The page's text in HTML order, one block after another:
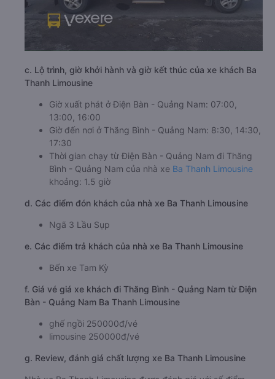
c. Lộ trình, giờ khởi hành và giờ kết thúc của xe khách Ba
Thanh Limousine
Giờ xuất phát ở Điện Bàn - Quảng Nam: 07:00,
13:00, 16:00
Giờ đến nơi ở Thăng Bình - Quảng Nam: 8:30, 14:30,
17:30
Thời gian chạy từ Điện Bàn - Quảng Nam đi Thăng
Bình - Quảng Nam của nhà xe Ba Thanh Limousine
khoảng: 1.5 giờ
d. Các điểm đón khách của nhà xe Ba Thanh Limousine
Ngã 3 Lầu Sụp
e. Các điểm trả khách của nhà xe Ba Thanh Limousine
Bến xe Tam Kỳ
f. Giá vé giá xe khách đi Thăng Bình - Quảng Nam từ Điện
Bàn - Quảng Nam Ba Thanh Limousine
ghế ngồi 250000đ/vé
limousine 250000đ/vé
g. Review, đánh giá chất lượng xe Ba Thanh Limousine